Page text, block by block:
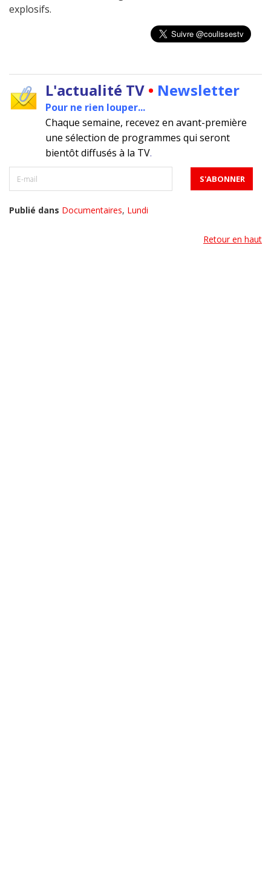
explosifs.
L'actualité TV • Newsletter
Pour ne rien louper...
Chaque semaine, recevez en avant-première
une sélection de programmes qui seront
bientôt diffusés à la TV.
Publié dans Documentaires, Lundi
Retour en haut